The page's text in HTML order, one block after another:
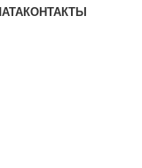
КОНТАКТЫ